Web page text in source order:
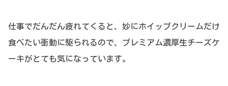
仕事でだんだん疲れてくると、妙にホイップクリームだけ
食べたい衝動に駆られるので、プレミアム濃厚生チーズケ
ーキがとても気になっています。